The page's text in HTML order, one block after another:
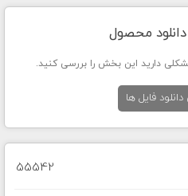
محصول
دارید این بخش را بررسی کنید.
فایل ها
55542